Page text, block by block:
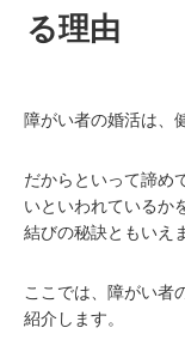
る理由
障がい者の婚活は、
だからといって諦め
いといわれているか
結びの秘訣ともいえ
ここでは、障がい者
紹介します。